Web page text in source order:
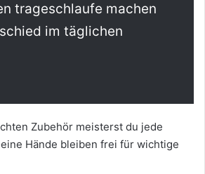
trageschlaufe machen
im täglichen
Zubehör meisterst du jede
Hände bleiben frei für wichtige